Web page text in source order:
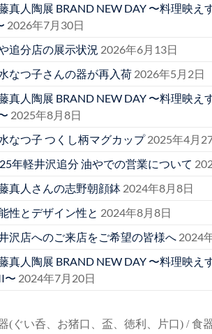
真人陶展 BRAND NEW DAY 〜料理映え
2026年7月30日
追分店の展示状況 2026年6月13日
なつ子さんの器が再入荷 2026年5月2日
真人陶展 BRAND NEW DAY 〜料理映え
2025年8月8日
なつ子 つくし柄マグカップ 2025年4月
年軽井沢追分 油やでの営業について
真人さんの志野朝顔鉢 2024年8月8日
性とデザイン性と 2024年8月8日
沢店へのご来店をご希望の皆様へ 2024
真人陶展 BRAND NEW DAY 〜料理映え
〜 2024年7月20日
(ぐい呑、お猪口、盃、徳利、片口) / 食